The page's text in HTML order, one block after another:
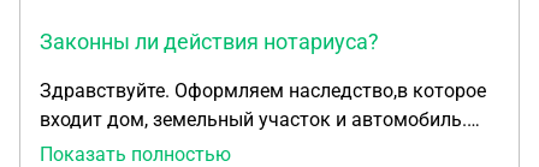
Законны ли действия нотариуса?
Здравствуйте. Оформляем наследство,в которое
входит дом, земельный участок и автомобиль.
Все документы нотариусу предоставлены.
Показать полностью